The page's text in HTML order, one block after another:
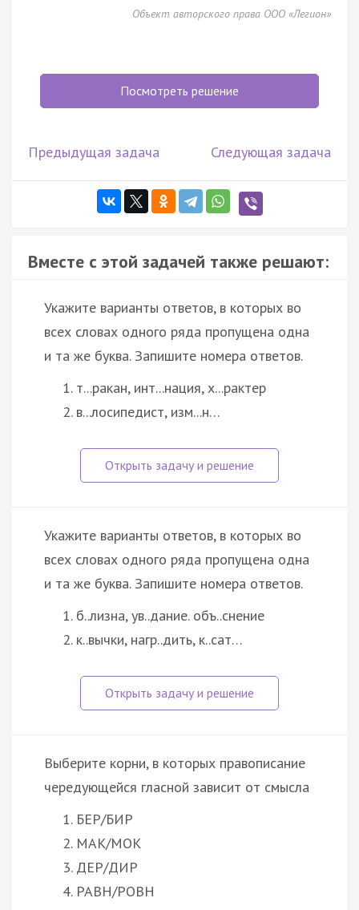
Объект авторского права ООО «Легион»
Посмотреть решение
Предыдущая задача Следующая задача
Вместе с этой задачей также решают:
Укажите варианты ответов, в которых во
всех словах одного ряда пропущена одна
и та же буква. Запишите номера ответов.
т...ракан, инт...нация, х...рактер
в...лосипедист, изм...н…
Укажите варианты ответов, в которых во
всех словах одного ряда пропущена одна
и та же буква. Запишите номера ответов.
б..лизна, ув..дание. объ..снение
к..вычки, нагр..дить, к..сат…
Выберите корни, в которых правописание
чередующейся гласной зависит от смысла
БЕР/БИР
МАК/МОК
ДЕР/ДИР
РАВН/РОВН